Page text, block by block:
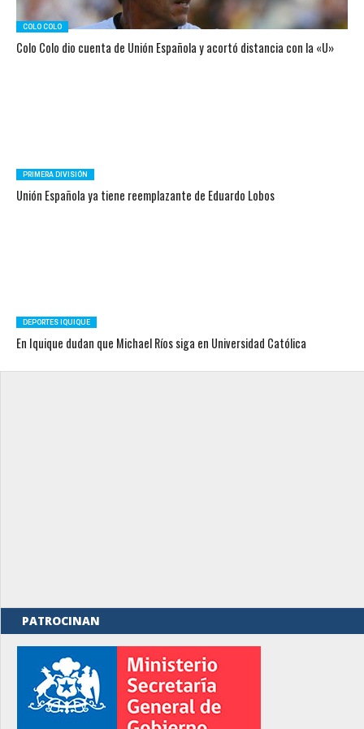
COLO COLO
Colo Colo dio cuenta de Unión Española y acortó distancia con la «U»
PRIMERA DIVISIÓN
Unión Española ya tiene reemplazante de Eduardo Lobos
DEPORTES IQUIQUE
En Iquique dudan que Michael Ríos siga en Universidad Católica
PATROCINAN